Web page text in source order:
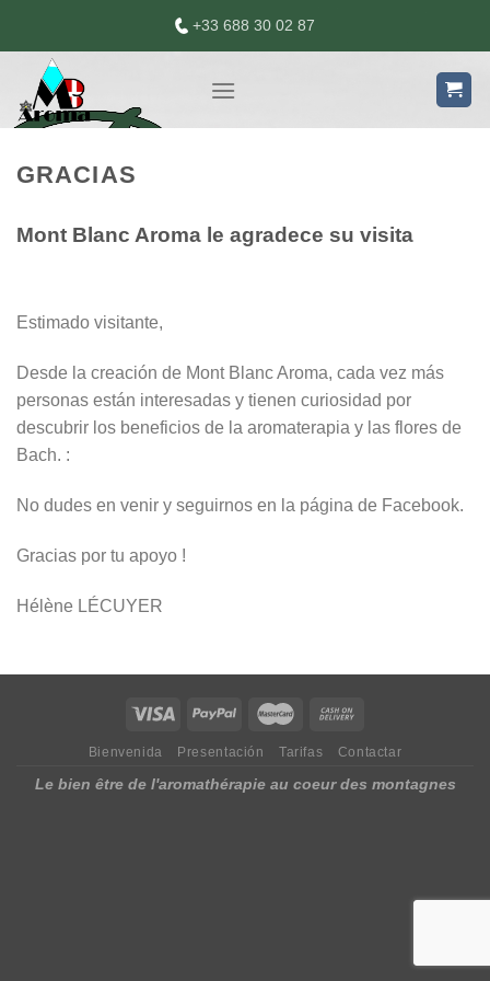
content
+33 688 30 02 87
GRACIAS
Mont Blanc Aroma le agradece su visita
Estimado visitante,
Desde la creación de Mont Blanc Aroma, cada vez más
personas están interesadas y tienen curiosidad por
descubrir los beneficios de la aromaterapia y las flores de
Bach. :
No dudes en venir y seguirnos en la página de Facebook.
Gracias por tu apoyo !
Hélène LÉCUYER
Bienvenida Presentación Tarifas Contactar
Le bien être de l'aromathérapie au coeur des montagnes